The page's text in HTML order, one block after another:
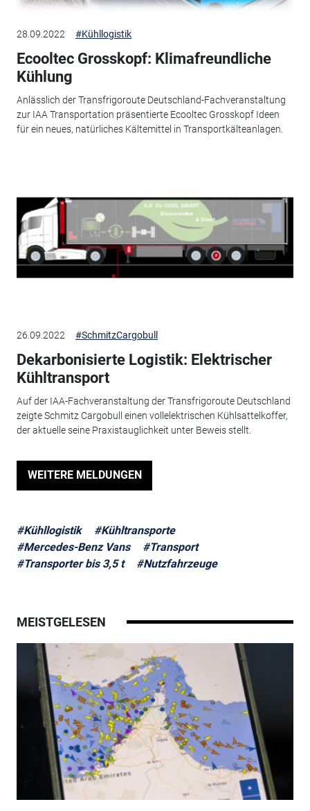
28.09.2022 #Kühllogistik
Ecooltec Grosskopf: Klimafreundliche
Kühlung
Anlässlich der Transfrigoroute Deutschland-Fachveranstaltung
zur IAA Transportation präsentierte Ecooltec Grosskopf Ideen
für ein neues, natürliches Kältemittel in Transportkälteanlagen.
26.09.2022 #SchmitzCargobull
Dekarbonisierte Logistik: Elektrischer
Kühltransport
Auf der IAA-Fachveranstaltung der Transfrigoroute Deutschland
zeigte Schmitz Cargobull einen vollelektrischen Kühlsattelkoffer,
der aktuelle seine Praxistauglichkeit unter Beweis stellt.
WEITERE MELDUNGEN
#Kühllogistik
#Kühltransporte
#Mercedes-Benz Vans
#Transport
#Transporter bis 3,5 t
#Nutzfahrzeuge
MEISTGELESEN